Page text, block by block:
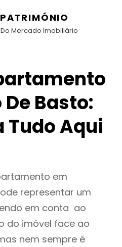
Mercado Imobiliário
Basto:
Tudo Aqui
em
representar um
em conta ao
do imóvel face ao
nem sempre é